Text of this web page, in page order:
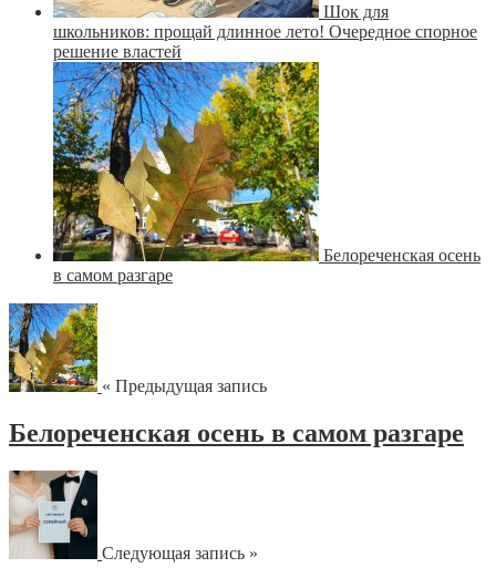
Шок для
школьников: прощай длинное лето! Очередное спорное
решение властей
Белореченская осень
в самом разгаре
« Предыдущая запись
Белореченская осень в самом разгаре
Следующая запись »